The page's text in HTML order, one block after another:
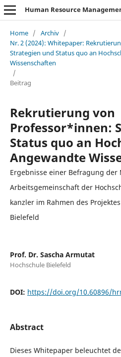
Human Resource
Home / Archiv /
Nr. 2 (2024): Whitepaper:
Strategien und Status quo an
Wissenschaften
/
Beitrag
Rekrutierung von
Professor*innen:
Status quo an
Angewandte
Ergebnisse einer Befragung
Arbeitsgemeinschaft der
kanzler im Rahmen des
Bielefeld
Prof. Dr. Sascha Armutat
Hochschule Bielefeld
DOI: https://doi.org/10.60896/
Abstract
Dieses Whitepaper beleuchtet